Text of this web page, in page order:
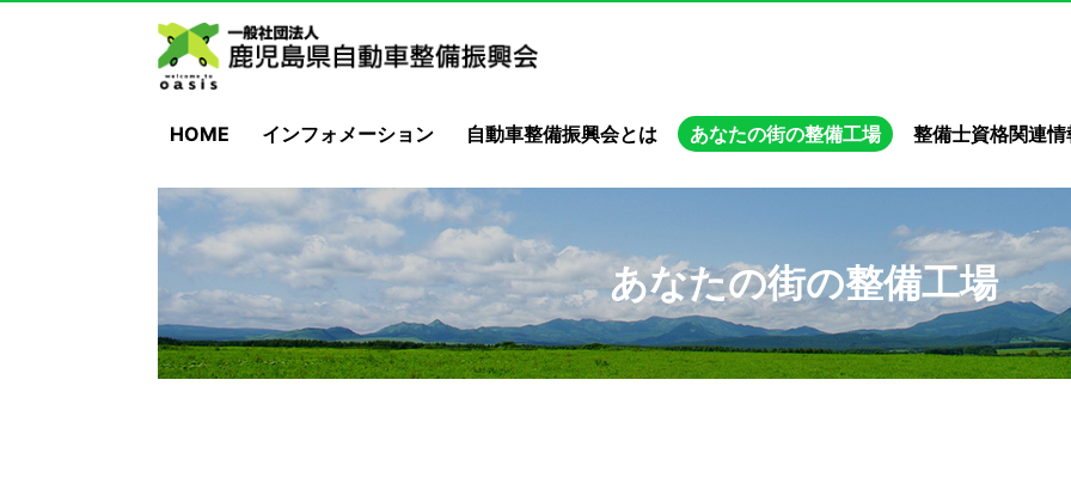
HOME インフォメーション 自動車整備振興会とは あなたの街の整備工場 整備士資格関連情
あなたの街の整備工場